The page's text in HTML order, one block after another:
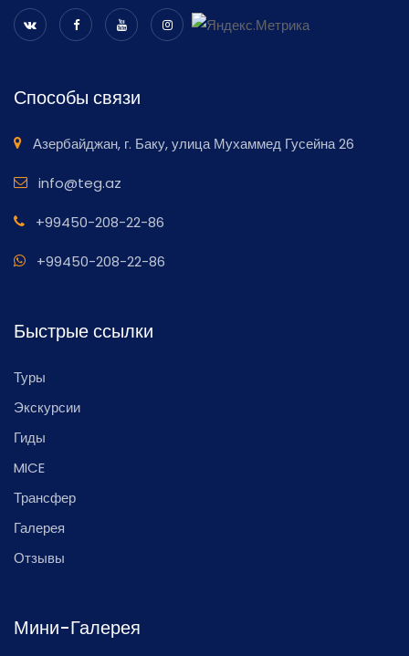
Способы связи
Азербайджан, г. Баку, улица Мухаммед Гусейна 26
info@teg.az
+99450-208-22-86
+99450-208-22-86
Быстрые ссылки
Туры
Экскурсии
Гиды
MICE
Трансфер
Галерея
Отзывы
Мини-Галерея